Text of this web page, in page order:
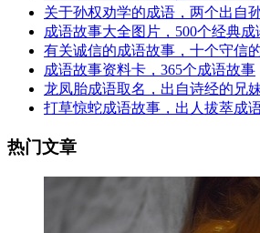
关于孙权劝学的成语，两个出自
成语故事大全图片，500个经典成
有关诚信的成语故事，十个守信
成语故事资料卡，365个成语故事
龙凤胎成语取名，出自诗经的兄
打草惊蛇成语故事，出人拔萃成
热门文章